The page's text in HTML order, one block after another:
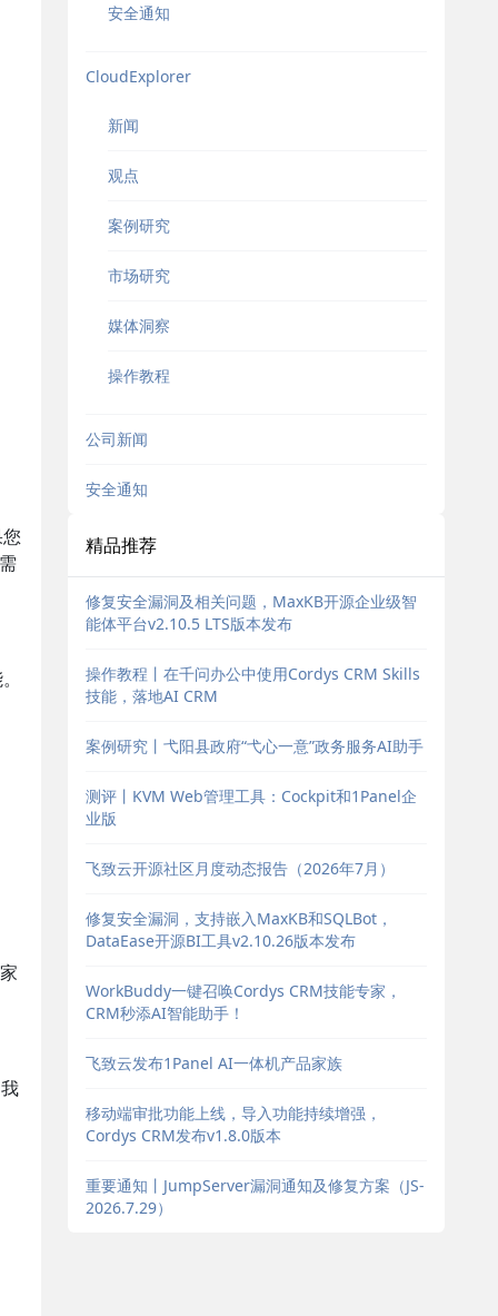
安全通知
CloudExplorer
新闻
观点
案例研究
市场研究
媒体洞察
操作教程
公司新闻
安全通知
精品推荐
修复安全漏洞及相关问题，MaxKB开源企业级智
能体平台v2.10.5 LTS版本发布
操作教程丨在千问办公中使用Cordys CRM Skills
技能，落地AI CRM
案例研究丨弋阳县政府“弋心一意”政务服务AI助手
测评丨KVM Web管理工具：Cockpit和1Panel企
业版
飞致云开源社区月度动态报告（2026年7月）
修复安全漏洞，支持嵌入MaxKB和SQLBot，
DataEase开源BI工具v2.10.26版本发布
WorkBuddy一键召唤Cordys CRM技能专家，
CRM秒添AI智能助手！
飞致云发布1Panel AI一体机产品家族
移动端审批功能上线，导入功能持续增强，
Cordys CRM发布v1.8.0版本
重要通知丨JumpServer漏洞通知及修复方案（JS-
2026.7.29）